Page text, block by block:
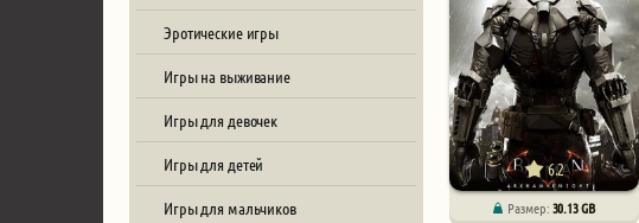
Эротические игры
Игры на выживание
Игры для девочек
Игры для детей
Игры для мальчиков
6.2
Размер:30.13 GB